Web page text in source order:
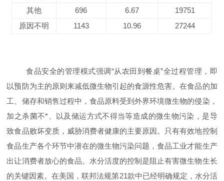
其他 696 6.67
19751
原因不明
1143 10.96 27244
食品安全的管理模式强调“从农田到餐桌”全过程管理，即
以预防为主的原则来减低微生物引起的食源性危害。在食品的加
工、储存和销售过程中，食品原料受到外界环境微生物的侵染，
加之杀菌不*、以及储运方式不得当等造成的微生物污染，是导
致食品败坏变质，威胁消费者健康的主要原因。只有有效地控制
食品生产各个环节中潜在的微生物污染问题，食品工业才能生产
出让消费者放心的食品。水分活度的控制是阻止有害微生物生长
的关键因素。在美国，联邦法规第21款中已经明确规定，水分活